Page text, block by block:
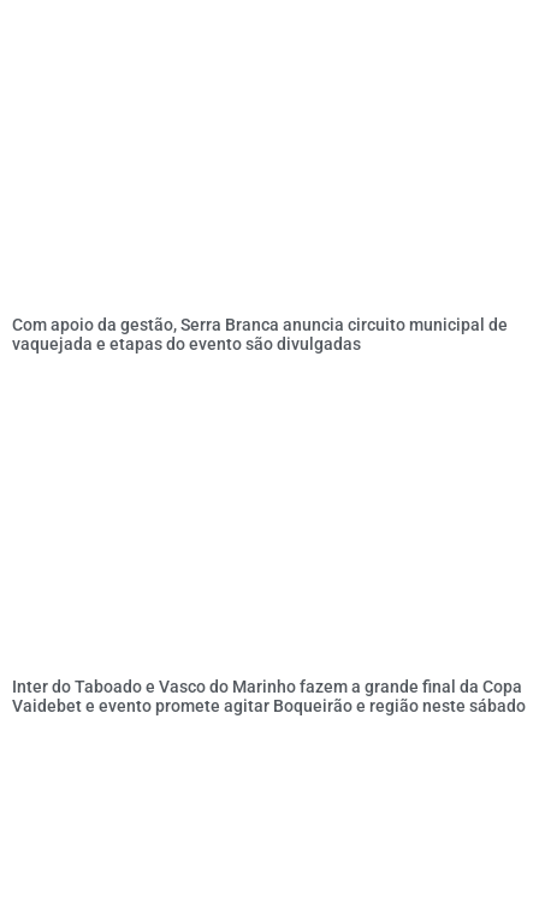
Com apoio da gestão, Serra Branca anuncia circuito municipal de
vaquejada e etapas do evento são divulgadas
Inter do Taboado e Vasco do Marinho fazem a grande final da Copa
Vaidebet e evento promete agitar Boqueirão e região neste sábado